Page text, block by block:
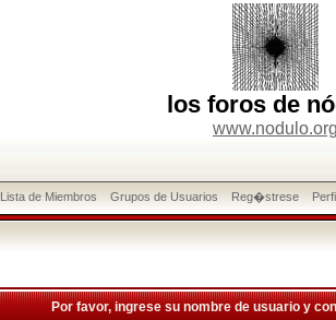
los foros de
www.nodulo.org
Lista de Miembros Grupos de Usuarios Reg�strese
Por favor, ingrese su nombre de usuario y